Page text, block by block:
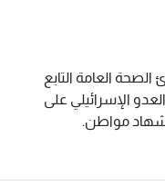
العامة التابع
الإسرائيلي على
مواطن.